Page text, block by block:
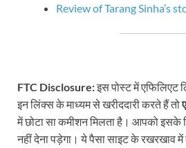
Review of Tarang Sinha’s
FTC Disclosure:इस पोस्ट में
इन लिंक्स के माध्यम से खरीददारी करते हैं तो
में छोटा सा कमीशन मिलता है। आपको इसके
नहीं देना पड़ेगा। ये पैसा साइट के रखरखाव